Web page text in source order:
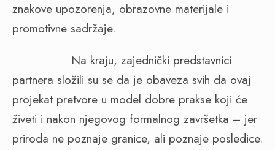
znakove upozorenja, obrazovne materijale i
promotivne sadržaje.
Na kraju, zajednički predstavnici
partnera složili su se da je obaveza svih da ovaj
projekat pretvore u model dobre prakse koji će
živeti i nakon njegovog formalnog završetka – jer
priroda ne poznaje granice, ali poznaje posledice.